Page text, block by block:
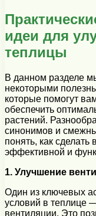
идеи для
теплицы
В данном разделе
некоторыми
которые помогут
обеспечить
растений.
синонимов и
понять, как
эффективной и
1. Улучшение
Один из ключевых
условий в теплице
вентиляции. Это